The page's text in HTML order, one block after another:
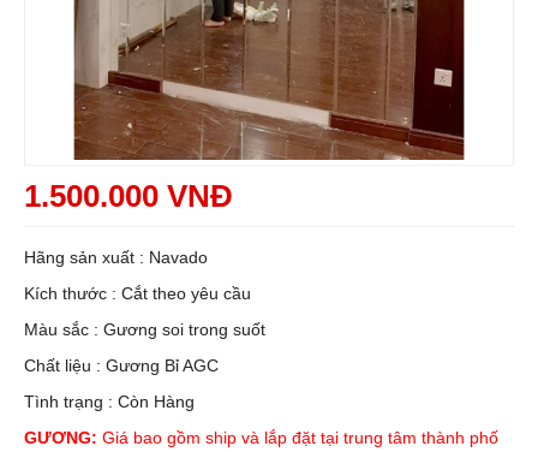
1.500.000 VNĐ
Hãng sản xuất : Navado
Kích thước : Cắt theo yêu cầu
Màu sắc : Gương soi trong suốt
Chất liệu : Gương Bỉ AGC
Tình trạng : Còn Hàng
GƯƠNG: Giá bao gồm ship và lắp đặt tại trung tâm thành phố